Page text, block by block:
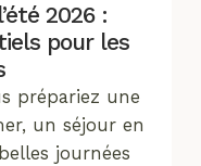
2026 :
pour les
prépariez une
un séjour en
journées